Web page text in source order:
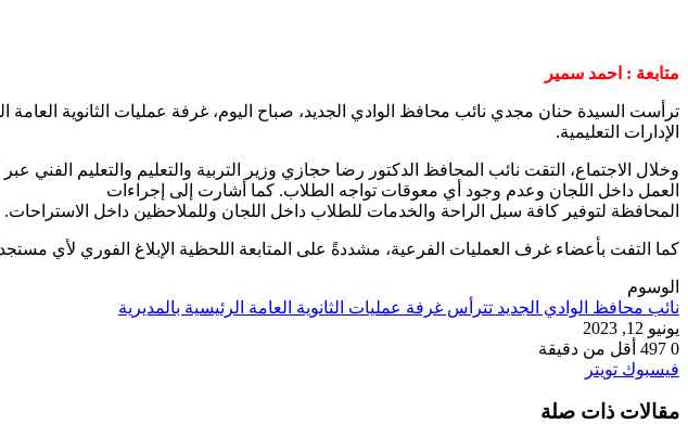
متابعة : احمد سمير
ترأست السيدة حنان مجدي نائب محافظ الوادي الجديد، صباح اليوم، غرفة عمليات الثانوية العامة
الإدارات التعليمية.
وخلال الاجتماع، التقت نائب المحافظ الدكتور رضا حجازي وزير التربية والتعليم والتعليم
العمل داخل اللجان وعدم وجود أي معوقات تواجه الطلاب. كما أشارت إلى إجراءات
المحافظة لتوفير كافة سبل الراحة والخدمات للطلاب داخل اللجان وللملاحظين داخل الاستراحات.
كما التفت بأعضاء غرف العمليات الفرعية، مشددةً على المتابعة اللحظية الإبلاغ الفوري لأي
الوسوم
نائب محافظ الوادي الجديد تترأس غرفة عمليات الثانوية العامة الرئيسية بالمديرية
يونيو 12, 2023
0
أقل من دقيقة
فيسبوك تويتر
البريد
مقالات ذات صلة